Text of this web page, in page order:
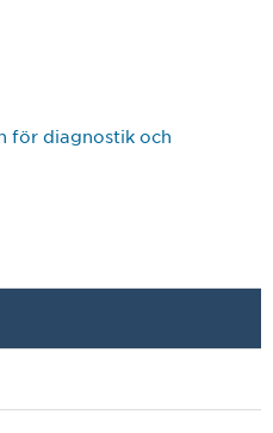
för diagnostik och